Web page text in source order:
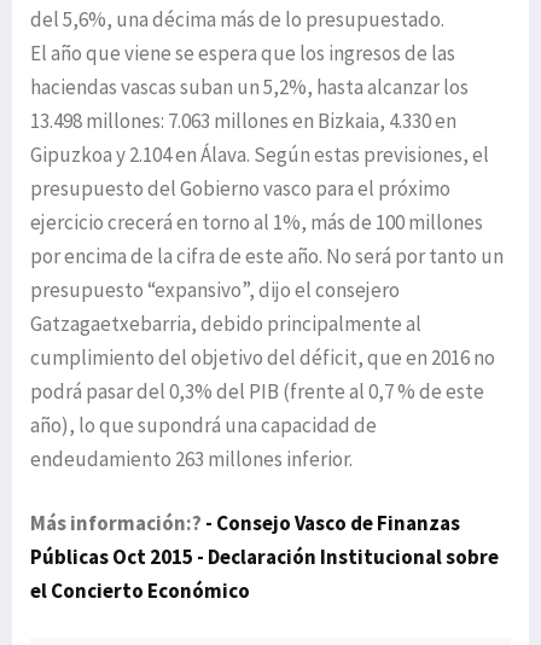
del 5,6%, una décima más de lo presupuestado.
El año que viene se espera que los ingresos de las
haciendas vascas suban un 5,2%, hasta alcanzar los
13.498 millones: 7.063 millones en Bizkaia, 4.330 en
Gipuzkoa y 2.104 en Álava. Según estas previsiones, el
presupuesto del Gobierno vasco para el próximo
ejercicio crecerá en torno al 1%, más de 100 millones
por encima de la cifra de este año. No será por tanto un
presupuesto “expansivo”, dijo el consejero
Gatzagaetxebarria, debido principalmente al
cumplimiento del objetivo del déficit, que en 2016 no
podrá pasar del 0,3% del PIB (frente al 0,7 % de este
año), lo que supondrá una capacidad de
endeudamiento 263 millones inferior.
Más información:? - Consejo Vasco de Finanzas
Públicas Oct 2015 - Declaración Institucional sobre
el Concierto Económico